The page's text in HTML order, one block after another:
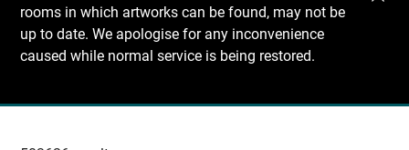
rooms in which artworks can be found, may not be
up to date. We apologise for any inconvenience
caused while normal service is being restored.
Recherche